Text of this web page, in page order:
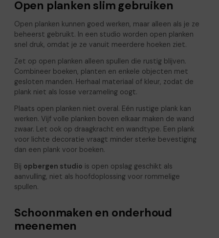
Open planken slim gebruiken
Open planken kunnen goed werken, maar alleen als je ze
beheerst gebruikt. In een studio worden open planken
snel druk, omdat je ze vanuit meerdere hoeken ziet.
Zet op open planken alleen spullen die rustig blijven.
Combineer boeken, planten en enkele objecten met
gesloten manden. Herhaal materiaal of kleur, zodat de
plank niet als losse verzameling oogt.
Plaats open planken niet overal. Eén rustige plank kan
werken. Vijf volle planken boven elkaar maken de wand
zwaar. Let ook op draagkracht en wandtype. Een plank
voor lichte decoratie vraagt minder sterke bevestiging
dan een plank voor boeken.
Bij opbergen studio is open opslag geschikt als
aanvulling, niet als hoofdoplossing voor rommelige
spullen.
Schoonmaken en onderhoud
meenemen